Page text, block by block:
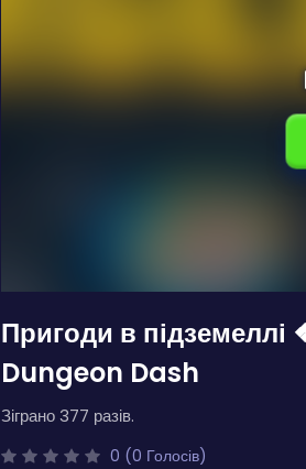
Пригоди в підземеллі
Dungeon Dash
Зіграно 377 разів.
0 (0 Голосів)